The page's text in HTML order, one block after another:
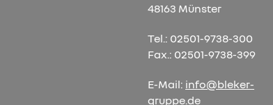
48163 Münster
Tel.: 02501-9738-300
Fax.: 02501-9738-399
E-Mail: info@bleker-
gruppe.de